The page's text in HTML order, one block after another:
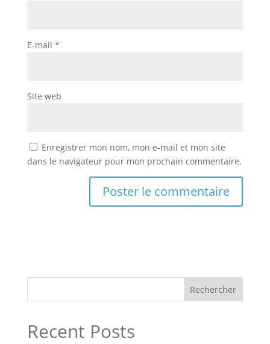
E-mail *
Site web
Enregistrer mon nom, mon e-mail et mon site
dans le navigateur pour mon prochain commentaire.
Rechercher
Recent Posts